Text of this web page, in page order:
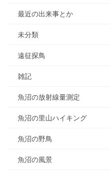
最近の出来事とか
未分類
遠征探鳥
雑記
魚沼の放射線量測定
魚沼の里山ハイキング
魚沼の野鳥
魚沼の風景